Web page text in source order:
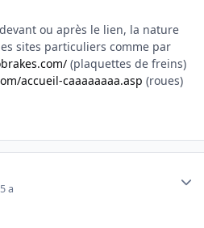
ou après le lien, la nature
sites particuliers comme par
(plaquettes de freins)
accueil-caaaaaaaa.asp (roues)
a